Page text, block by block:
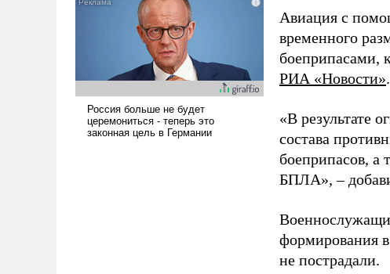
псевдонаучной фантастики,
стало всерьез обсуждаемой
Авиация с
временного
боеприпасами,
РИА «Новости».
«В результате
состава
боеприпасов, а
БПЛА», –
формирования
не пострадали.